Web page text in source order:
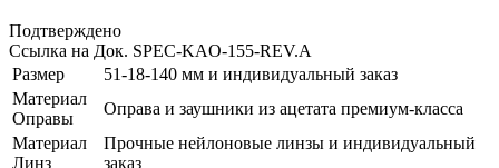
Подтверждено
Ссылка на Док. SPEC-KAO-155-REV.A
Размер
51-18-140 мм и индивидуальный заказ
Материал
Оправы
Оправа и заушники из ацетата премиум-класса
Материал
Линз
Прочные нейлоновые линзы и индивидуальный
заказ